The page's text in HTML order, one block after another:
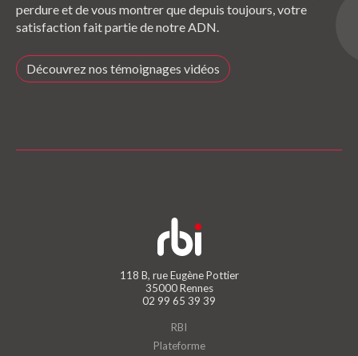
perdure et de vous montrer que depuis toujours, votre
satisfaction fait partie de notre ADN.
Découvrez nos témoignages vidéos
118 B, rue Eugène Pottier
35000 Rennes
02 99 65 39 39
RBI
Plateforme